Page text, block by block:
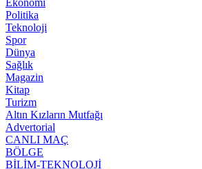
Politika
Teknoloji
Spor
Dünya
Sağlık
Magazin
Kitap
Turizm
Altın Kızların Mutfağı
Advertorial
CANLI MAÇ
BÖLGE
BİLİM-TEKNOLOJİ